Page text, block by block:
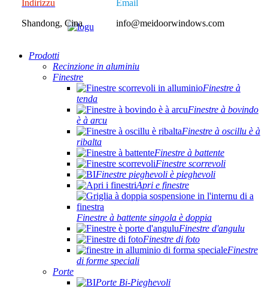
Indirizzu
Shandong, Cina
Email
info@meidoorwindows.com
Prodotti
Recinzione in aluminiu
Finestre
Finestre à
tenda
Finestre à bovindo
è à arcu
Finestre à oscillu è à
ribalta
Finestre à battente
Finestre scorrevoli
Finestre pieghevoli è pieghevoli
Apri e finestre
Finestre à battente singola è doppia
Finestre d'angulu
Finestre di foto
Finestre
di forme speciali
Porte
Porte Bi-Pieghevoli